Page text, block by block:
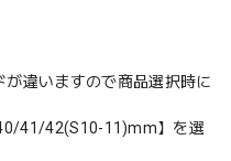
違いますので商品選択時に
42(S10-11)mm】を選